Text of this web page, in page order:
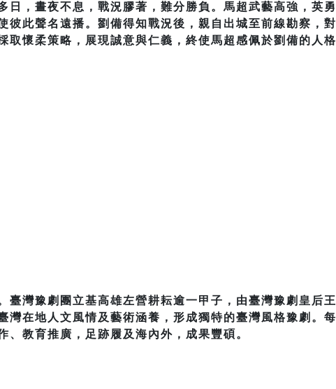
，晝夜不息，戰況膠著，難分勝負。馬超武藝高強，英勇
此聲名遠播。劉備得知戰況後，親自出城至前線勘察，對
懷柔策略，展現誠意與仁義，終使馬超感佩於劉備的人格
灣豫劇團立基高雄左營耕耘逾一甲子，由臺灣豫劇皇后王
在地人文風情及藝術涵養，形成獨特的臺灣風格豫劇。每
教育推廣，足跡履及海內外，成果豐碩。